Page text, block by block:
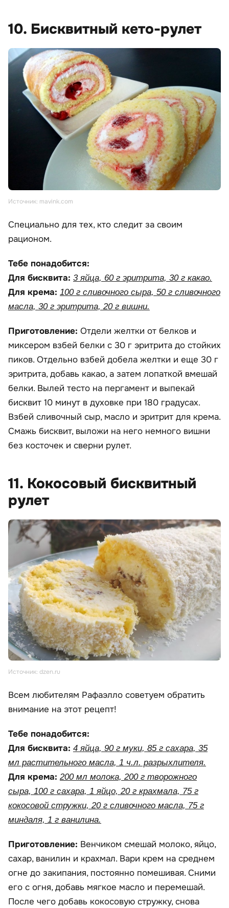
10. Бисквитный кето-рулет
Источник: mavink.com
Специально для тех, кто следит за своим
рационом.
Тебе понадобится:
Для бисквита: 3 яйца, 60 г эритрита, 30 г какао.
Для крема: 100 г сливочного сыра, 50 г сливочного
масла, 30 г эритрита, 20 г вишни.
Приготовление: Отдели желтки от белков и
миксером взбей белки с 30 г эритрита до стойких
пиков. Отдельно взбей добела желтки и еще 30 г
эритрита, добавь какао, а затем лопаткой вмешай
белки. Вылей тесто на пергамент и выпекай
бисквит 10 минут в духовке при 180 градусах.
Взбей сливочный сыр, масло и эритрит для крема.
Смажь бисквит, выложи на него немного вишни
без косточек и сверни рулет.
11. Кокосовый бисквитный
рулет
Источник: dzen.ru
Всем любителям Рафаэлло советуем обратить
внимание на этот рецепт!
Тебе понадобится:
Для бисквита: 4 яйца, 90 г муки, 85 г сахара, 35
мл растительного масла, 1 ч.л. разрыхлителя.
Для крема: 200 мл молока, 200 г творожного
сыра, 100 г сахара, 1 яйцо, 20 г крахмала, 75 г
кокосовой стружки, 20 г сливочного масла, 75 г
миндаля, 1 г ванилина.
Приготовление: Венчиком смешай молоко, яйцо,
сахар, ванилин и крахмал. Вари крем на среднем
огне до закипания, постоянно помешивая. Сними
его с огня, добавь мягкое масло и перемешай.
После чего добавь кокосовую стружку, снова